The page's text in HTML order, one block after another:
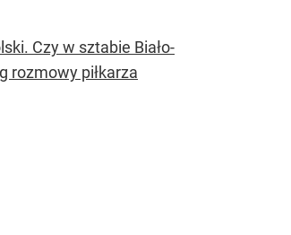
Czy w sztabie Biało-
rozmowy piłkarza